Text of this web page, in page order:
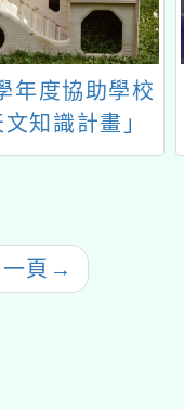
年度協助學校
知識計畫」
頁 →